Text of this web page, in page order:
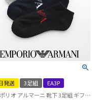
発送 3足組
EA3P
エンポリオ アルマーニ 靴下 3足組 ギフト プレゼント